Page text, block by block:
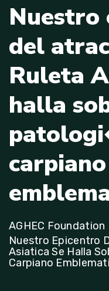
Nuestro
del atrac
Ruleta A
halla so
patologi
carpiano
emblem
AGHEC Foundation
Nuestro Epicentro
Asiatica Se Halla
Carpiano